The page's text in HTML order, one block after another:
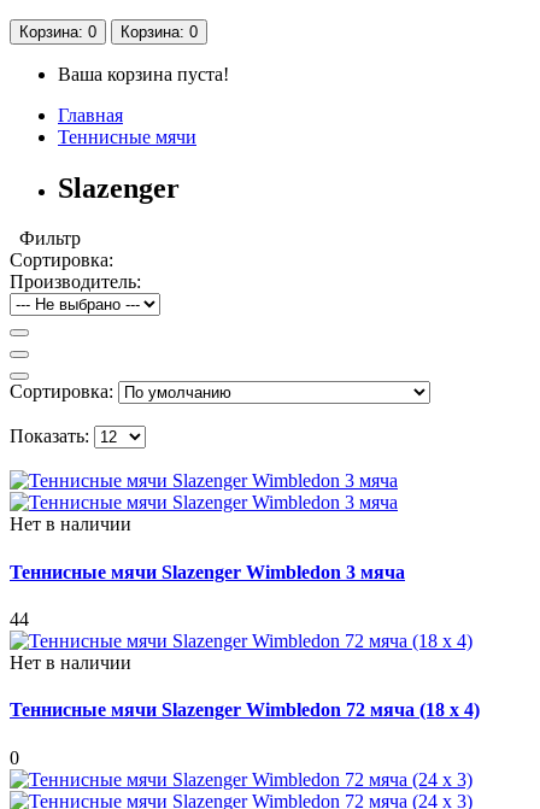
Корзина: 0 Корзина: 0
Ваша корзина пуста!
Главная
Теннисные мячи
Slazenger
Фильтр
Сортировка:
Производитель:
Сортировка:
Показать:
Нет в наличии
Теннисные мячи Slazenger Wimbledon 3 мяча
44
Нет в наличии
Теннисные мячи Slazenger Wimbledon 72 мяча (18 x 4)
0